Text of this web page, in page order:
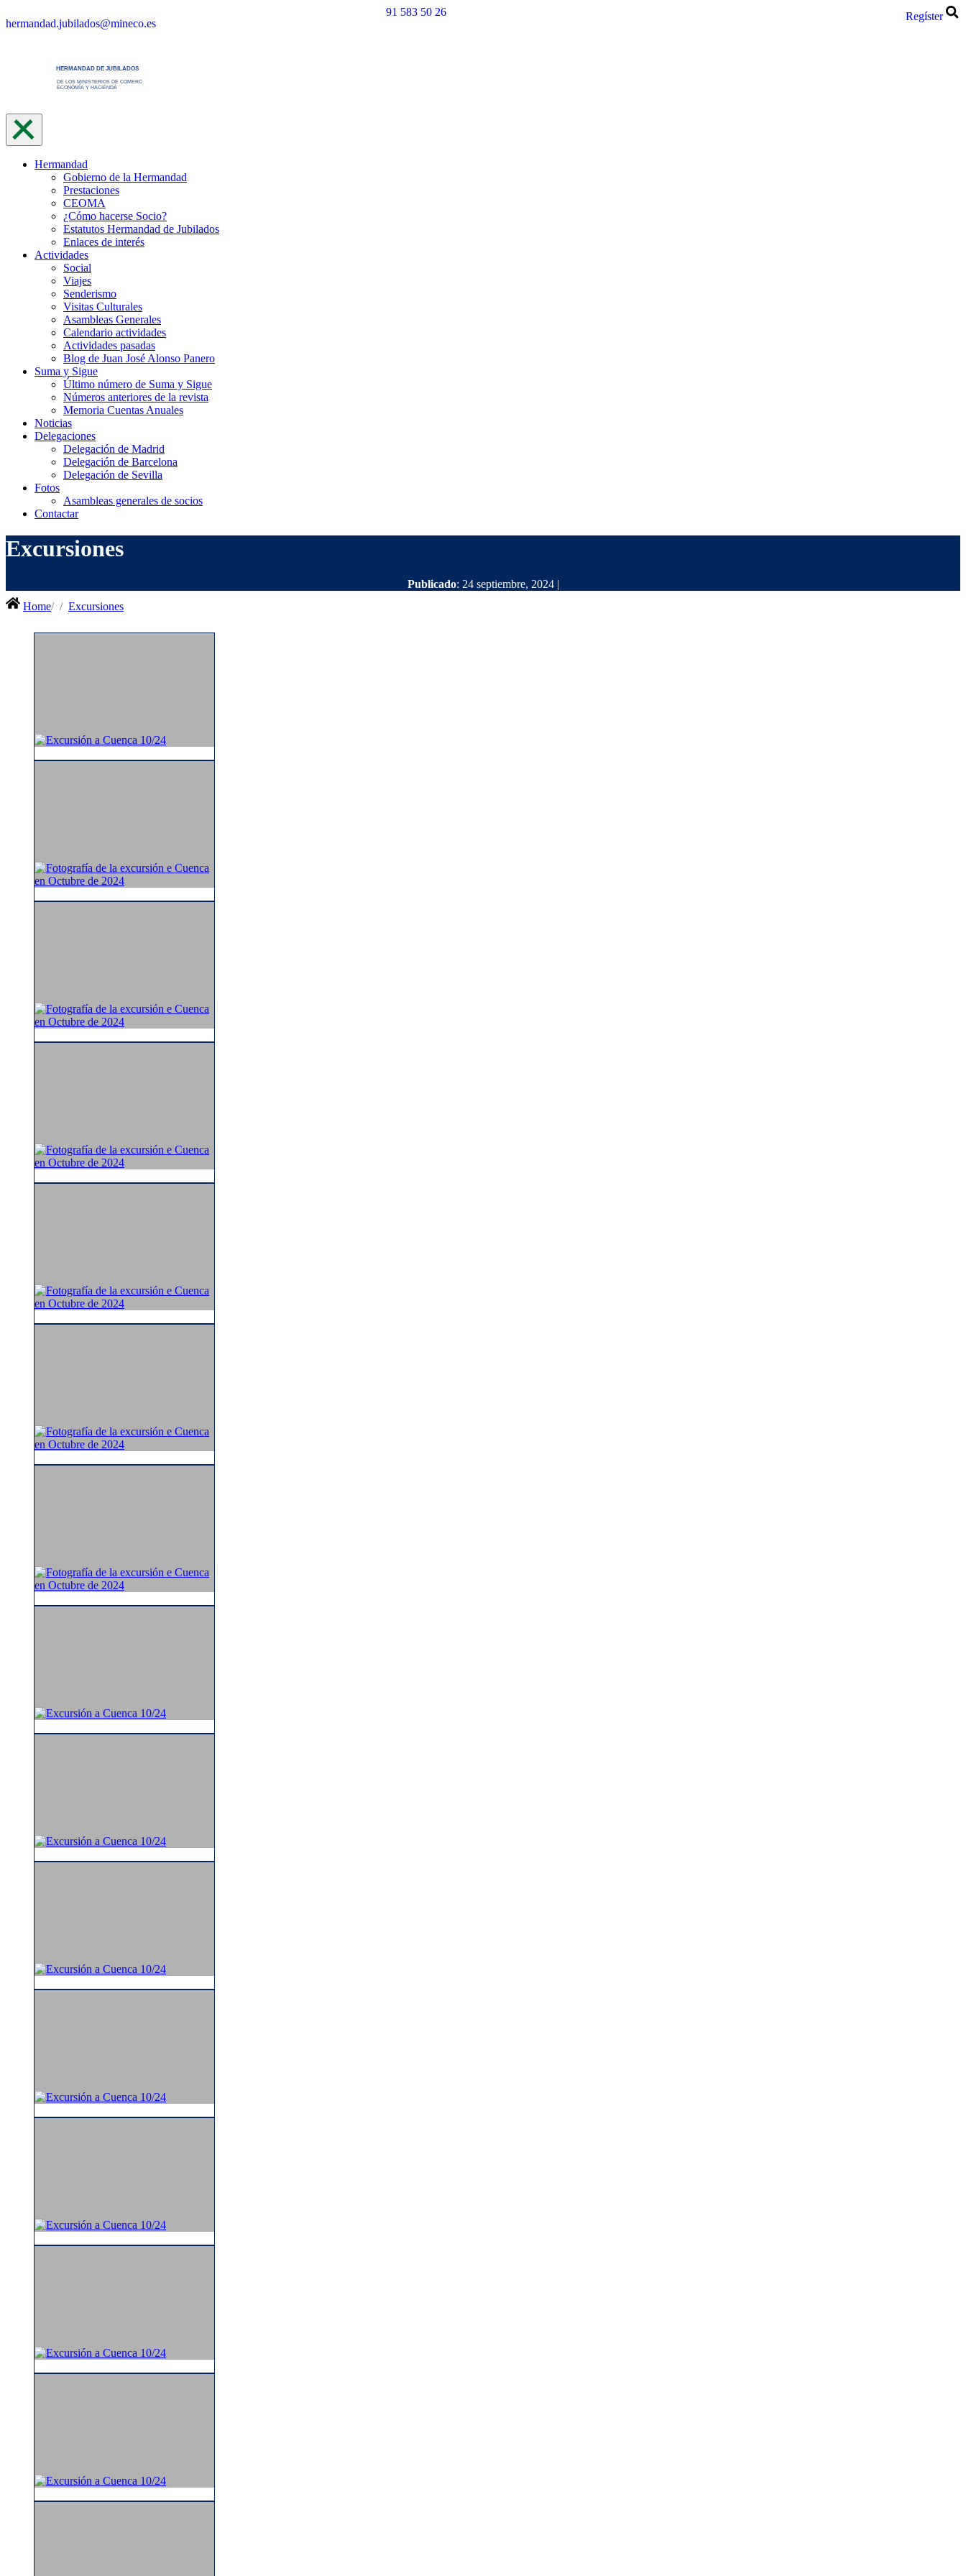
al
hermandad.jubilados@mineco.es
91 583 50 26 Regíster
Hermandad
Gobierno de la Hermandad
Prestaciones
CEOMA
¿Cómo hacerse Socio?
Estatutos Hermandad de Jubilados
Enlaces de interés
Actividades
Social
Viajes
Senderismo
Visitas Culturales
Asambleas Generales
Calendario actividades
Actividades pasadas
Blog de Juan José Alonso Panero
Suma y Sigue
Último número de Suma y Sigue
Números anteriores de la revista
Memoria Cuentas Anuales
Noticias
Delegaciones
Delegación de Madrid
Delegación de Barcelona
Delegación de Sevilla
Fotos
Asambleas generales de socios
Contactar
Excursiones
Publicado: 24 septiembre, 2024 |
Home
Excursiones